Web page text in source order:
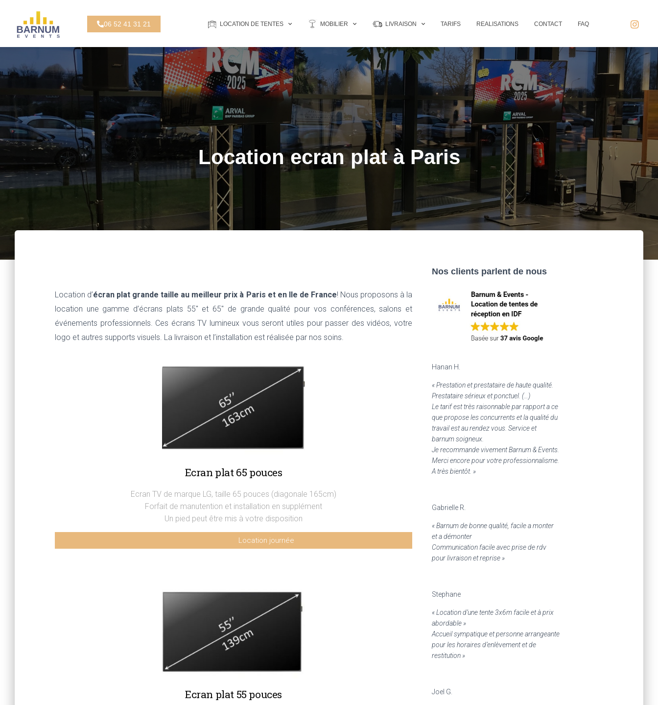
06 52 41 31 21 LOCATION DE TENTES MOBILIER LIVRAISON TARIFS REALISATIONS CONTACT FAQ
Location ecran plat à Paris
Location d’écran plat grande taille au meilleur prix à Paris et en Ile de France! Nous proposons à la
location une gamme d’écrans plats 55″ et 65″ de grande qualité pour vos conférences, salons et
événements professionnels. Ces écrans TV lumineux vous seront utiles pour passer des vidéos, votre
logo et autres supports visuels. La livraison et l’installation est réalisée par nos soins.
Ecran plat 65 pouces
Ecran TV de marque LG, taille 65 pouces (diagonale 165cm)
Forfait de manutention et installation en supplément
Un pied peut être mis à votre disposition
Location journée
Ecran plat 55 pouces
Nos clients parlent de nous
Hanan H.
«Prestation et prestataire de haute qualité.
Prestataire sérieux et ponctuel. (…)
Le tarif est très raisonnable par rapport a ce
que propose les concurrents et la qualité du
travail est au rendez vous. Service et
barnum soigneux.
Je recommande vivement Barnum & Events.
Merci encore pour votre professionnalisme.
A très bientôt. »
Gabrielle R.
«Barnum de bonne qualité, facile a monter
et a démonter
Communication facile avec prise de rdv
pour livraison et reprise »
Stephane
«Location d’une tente 3x6m facile et à prix
abordable »
Accueil sympatique et personne arrangeante
pour les horaires d’enlèvement et de
restitution »
Joel G.